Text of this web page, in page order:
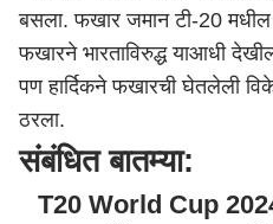
बसला. फखार जमान टी-20
फखारने भारताविरुद्ध याआधी
पण हार्दिकने फखारची घेतलेली
ठरला.
संबंधित बातम्या:
T20 World Cup